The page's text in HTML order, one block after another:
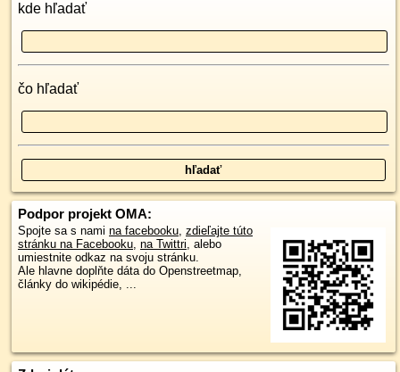
kde hľadať
čo hľadať
Podpor projekt OMA:
Spojte sa s nami na facebooku, zdieľajte túto
stránku na Facebooku, na Twittri, alebo
umiestnite odkaz na svoju stránku.
Ale hlavne doplňte dáta do Openstreetmap,
články do wikipédie, ...